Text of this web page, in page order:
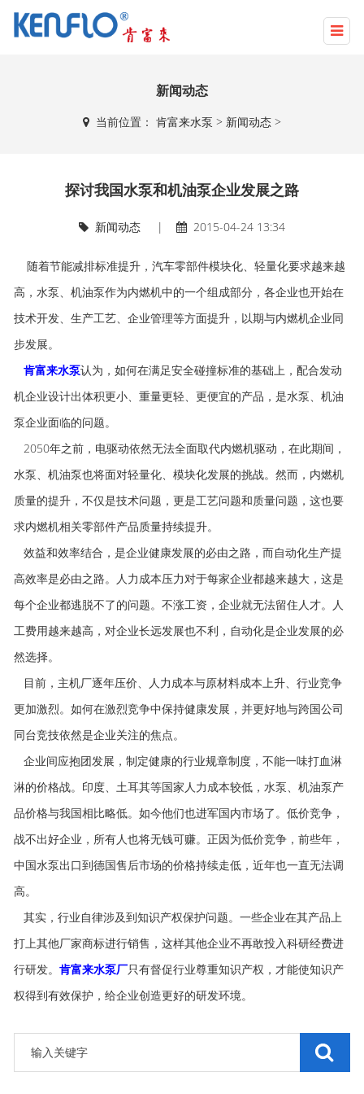
新闻动态
当前位置： 肯富来水泵 > 新闻动态>
探讨我国水泵和机油泵企业发展之路
新闻动态| 2015-04-24 13:34
随着节能减排标准提升，汽车零部件模块化、轻量化要求越来越
高，水泵、机油泵作为内燃机中的一个组成部分，各企业也开始在
技术开发、生产工艺、企业管理等方面提升，以期与内燃机企业同
步发展。
肯富来水泵认为，如何在满足安全碰撞标准的基础上，配合发动
机企业设计出体积更小、重量更轻、更便宜的产品，是水泵、机油
泵企业面临的问题。
2050年之前，电驱动依然无法全面取代内燃机驱动，在此期间，
水泵、机油泵也将面对轻量化、模块化发展的挑战。然而，内燃机
质量的提升，不仅是技术问题，更是工艺问题和质量问题，这也要
求内燃机相关零部件产品质量持续提升。
效益和效率结合，是企业健康发展的必由之路，而自动化生产提
高效率是必由之路。人力成本压力对于每家企业都越来越大，这是
每个企业都逃脱不了的问题。不涨工资，企业就无法留住人才。人
工费用越来越高，对企业长远发展也不利，自动化是企业发展的必
然选择。
目前，主机厂逐年压价、人力成本与原材料成本上升、行业竞争
更加激烈。如何在激烈竞争中保持健康发展，并更好地与跨国公司
同台竞技依然是企业关注的焦点。
企业间应抱团发展，制定健康的行业规章制度，不能一味打血淋
淋的价格战。印度、土耳其等国家人力成本较低，水泵、机油泵产
品价格与我国相比略低。如今他们也进军国内市场了。低价竞争，
战不出好企业，所有人也将无钱可赚。正因为低价竞争，前些年，
中国水泵出口到德国售后市场的价格持续走低，近年也一直无法调
高。
其实，行业自律涉及到知识产权保护问题。一些企业在其产品上
打上其他厂家商标进行销售，这样其他企业不再敢投入科研经费进
行研发。肯富来水泵厂只有督促行业尊重知识产权，才能使知识产
权得到有效保护，给企业创造更好的研发环境。